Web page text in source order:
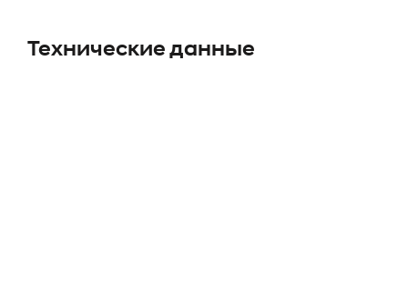
Технические данные